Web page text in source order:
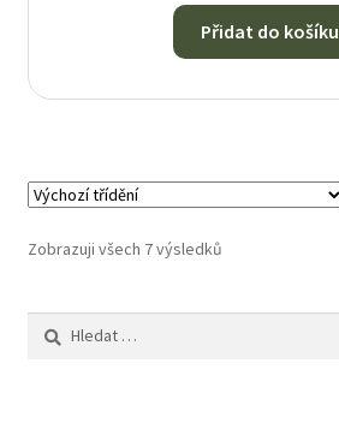
Přidat do košíku
Zobrazuji všech 7 výsledků